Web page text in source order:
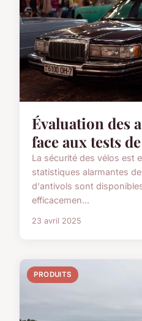
Évaluation des
face aux tests
La sécurité des vélos est
statistiques alarmantes
d'antivols sont
efficacemen...
23 avril 2025
PRODUITS